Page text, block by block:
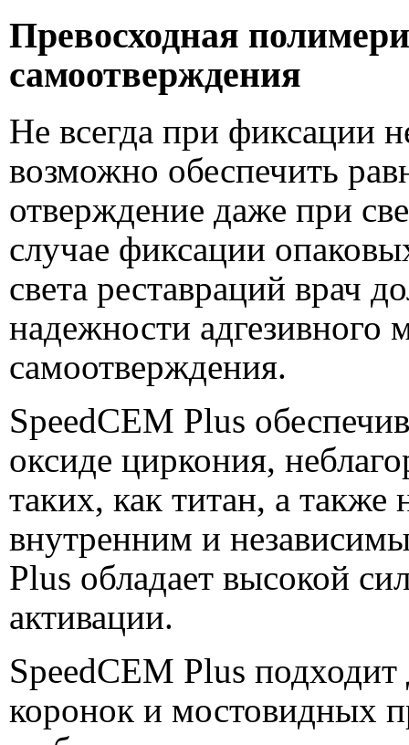
Превосходная
самоотверждения
Не всегда при фиксации
возможно обеспечить
отверждение даже при
случае фиксации
света реставраций врач
надежности адгезивного
самоотверждения.
SpeedCEM Plus
оксиде циркония,
таких, как титан, а также
внутренним и
Plus обладает высокой
активации.
SpeedCEM Plus
коронок и мостовидных